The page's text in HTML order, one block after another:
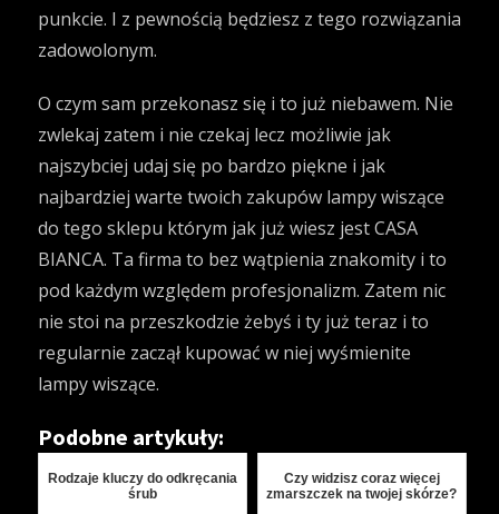
punkcie. I z pewnością będziesz z tego rozwiązania
zadowolonym.
O czym sam przekonasz się i to już niebawem. Nie
zwlekaj zatem i nie czekaj lecz możliwie jak
najszybciej udaj się po bardzo piękne i jak
najbardziej warte twoich zakupów lampy wiszące
do tego sklepu którym jak już wiesz jestCASA
BIANCA. Ta firma to bez wątpienia znakomity i to
pod każdym względem profesjonalizm. Zatem nic
nie stoi na przeszkodzie żebyś i ty już teraz i to
regularnie zaczął kupować w niej wyśmienite
lampy wiszące.
Podobne artykuły:
Rodzaje kluczy do odkręcania
śrub
Czy widzisz coraz więcej
zmarszczek na twojej skórze?